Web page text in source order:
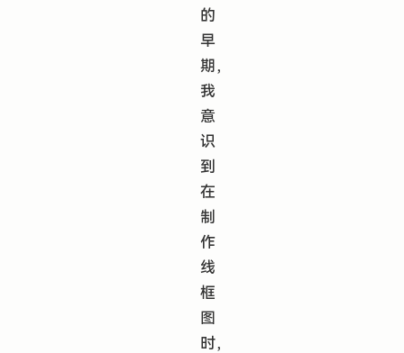
的
早
期，
我
意
识
到
在
制
作
线
框
图
时，